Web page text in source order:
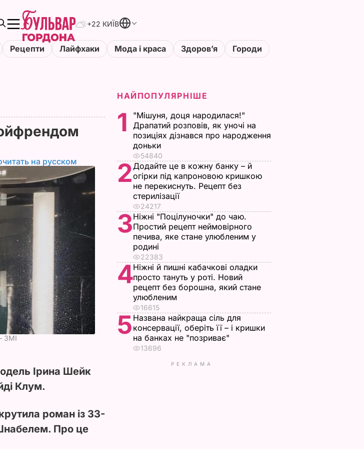
+22 КИЇВ
Рецепти Лайфхаки Мода і краса Здоровʼя Городи
на русском
ЗМІ
Ірина Шейк
Клум.
роман із 33-
Про це
НАЙПОПУЛЯРНІШЕ
1
"Мішуня, доця народилася!"
Драпатий розповів, як уночі на
позиціях дізнався про народження
доньки
54840
2Додайте це в кожну банку – й
огірки під капроновою кришкою
не перекиснуть. Рецепт без
стерилізації
24217
3Ніжні "Поцілуночки" до чаю.
Простий рецепт неймовірного
печива, яке стане улюбленим у
родині
22383
4Ніжні й пишні кабачкові оладки
просто тануть у роті. Новий
рецепт без борошна, який стане
улюбленим
16615
5 Названа найкраща сіль для
консервації, оберіть її – і кришки
на банках не "позриває"
13696
РЕКЛАМА